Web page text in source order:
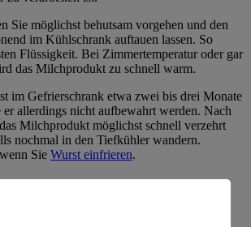
Sie möglichst behutsam vorgehen und den
im Kühlschrank auftauen lassen. So
Flüssigkeit. Bei Zimmertemperatur oder gar
das Milchprodukt zu schnell warm.
im Gefrierschrank etwa zwei bis drei Monate
er allerdings nicht aufbewahrt werden. Nach
Milchprodukt möglichst schnell verzehrt
nochmal in den Tiefkühler wandern.
Sie Wurst einfrieren.
zu beachten
beachten: Käse ist ein lebendes